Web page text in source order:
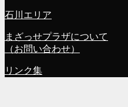
石川エリア
まざっせプラザについて
（お問い合わせ）
リンク集